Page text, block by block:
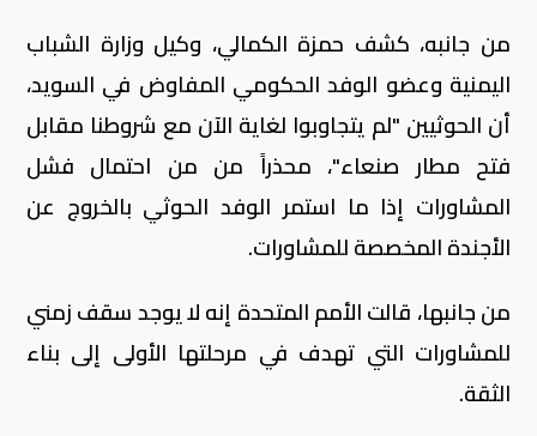
من جانبه، كشف حمزة الكمالي، وكيل وزارة الشباب
اليمنية وعضو الوفد الحكومي المفاوض في السويد،
أن الحوثيين "لم يتجاوبوا لغاية الآن مع شروطنا مقابل
فتح مطار صنعاء"، محذراً من من احتمال فشل
المشاورات إذا ما استمر الوفد الحوثي بالخروج عن
الأجندة المخصصة للمشاورات.
من جانبها، قالت الأمم المتحدة إنه لا يوجد سقف زمني
للمشاورات التي تهدف في مرحلتها الأولى إلى بناء
الثقة.